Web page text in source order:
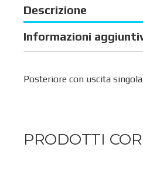
Descrizione
Informazioni
Posteriore con uscita
PRODOTTI